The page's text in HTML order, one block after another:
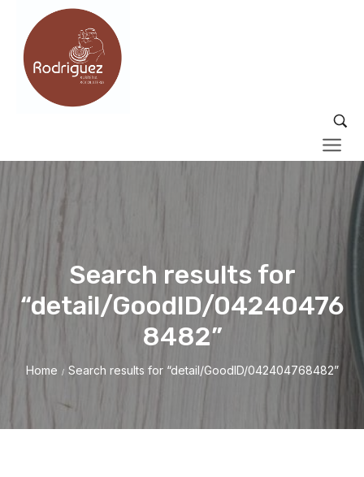
Search results for
“detail/GoodID/04240476
8482”
Home / Search results for “detail/GoodID/042404768482”